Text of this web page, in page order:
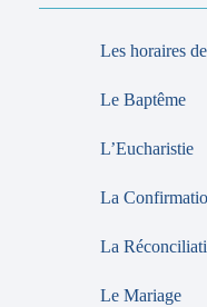
Les horaires
Le Baptême
L’Eucharistie
La
La
Le Mariage